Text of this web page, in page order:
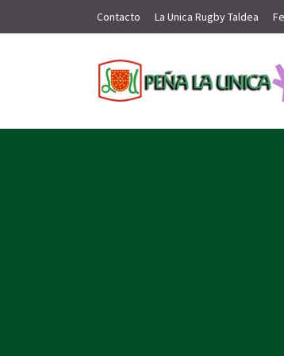
Contacto La Unica Rugby Taldea